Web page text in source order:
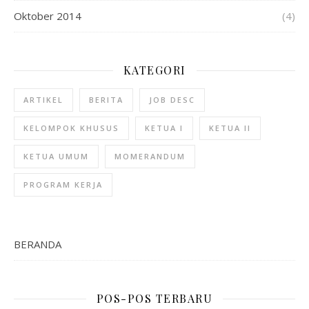
Oktober 2014 (4)
KATEGORI
ARTIKEL BERITA JOB DESC
KELOMPOK KHUSUS KETUA I KETUA II
KETUA UMUM MOMERANDUM
PROGRAM KERJA
BERANDA
POS-POS TERBARU